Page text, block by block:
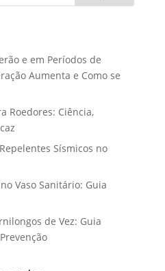
e em Períodos de
Aumenta e Como se
Roedores: Ciência,
Sísmicos no
Vaso Sanitário: Guia
de Vez: Guia